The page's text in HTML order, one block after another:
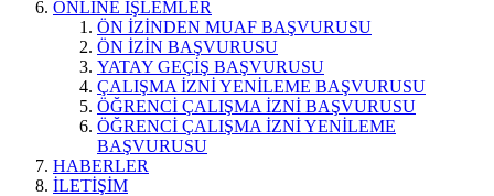
ONLİNE İŞLEMLER
ÖN İZİNDEN MUAF BAŞVURUSU
ÖN İZİN BAŞVURUSU
YATAY GEÇİŞ BAŞVURUSU
ÇALIŞMA İZNİ YENİLEME BAŞVURUSU
ÖĞRENCİ ÇALIŞMA İZNİ BAŞVURUSU
ÖĞRENCİ ÇALIŞMA İZNİ YENİLEME
BAŞVURUSU
HABERLER
İLETİŞİM